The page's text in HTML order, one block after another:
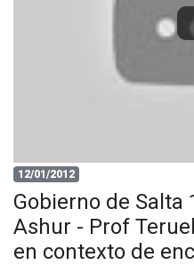
12/01/2012
Gobierno de Salta
Ashur - Prof
en contexto de